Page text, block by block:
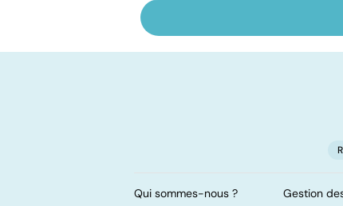
les papillomavirus
Qui sommes-nous ? Gestion